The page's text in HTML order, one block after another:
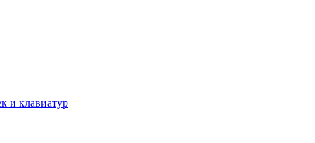
и клавиатур